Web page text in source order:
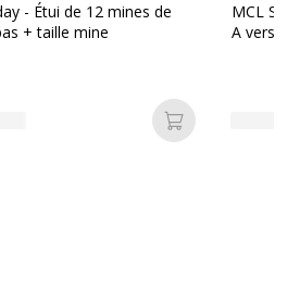
- Étui de 12 mines de
+ taille mine
Ajouter au
MCL
A vers